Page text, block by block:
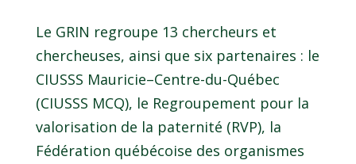
Le GRIN regroupe 13 chercheurs et
chercheuses, ainsi que six partenaires : le
CIUSSS Mauricie–Centre-du-Québec
(CIUSSS MCQ), le Regroupement pour la
valorisation de la paternité (RVP), la
Fédération québécoise des organismes